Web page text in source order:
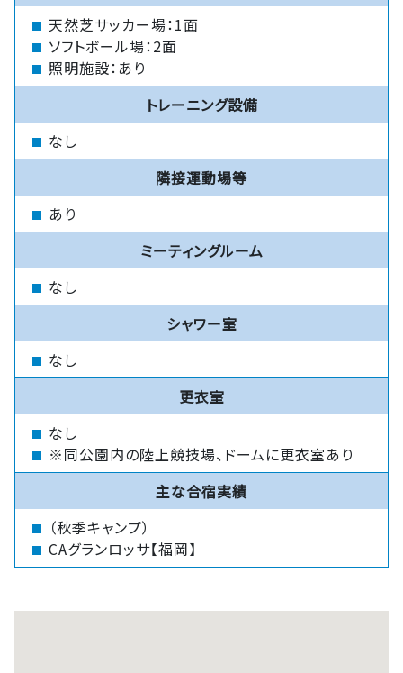
天然芝サッカー場：1面
ソフトボール場：2面
照明施設：あり
トレーニング設備
なし
隣接運動場等
あり
ミーティングルーム
なし
シャワー室
なし
更衣室
なし
※同公園内の陸上競技場、ドームに更衣室あり
主な合宿実績
（秋季キャンプ）
CAグランロッサ【福岡】